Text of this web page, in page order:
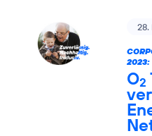
28.
2023:
O2